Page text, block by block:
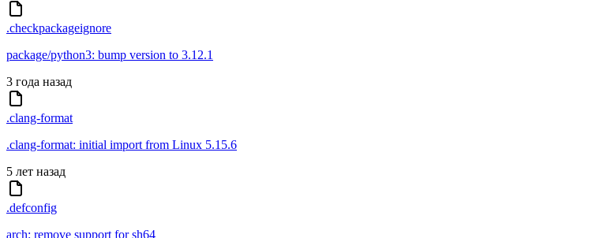
.checkpackageignore
package/python3: bump version to 3.12.1
3 года назад
.clang-format
.clang-format: initial import from Linux 5.15.6
5 лет назад
.defconfig
arch: remove support for sh64